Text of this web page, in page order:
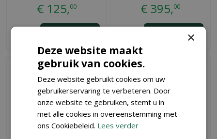
€ 125,00 € 395,00
×
Deze website maakt
gebruik van cookies.
Deze website gebruikt cookies om uw
gebruikerservaring te verbeteren. Door
onze website te gebruiken, stemt u in
met alle cookies in overeenstemming met
ons Cookiebeleid. Lees verder